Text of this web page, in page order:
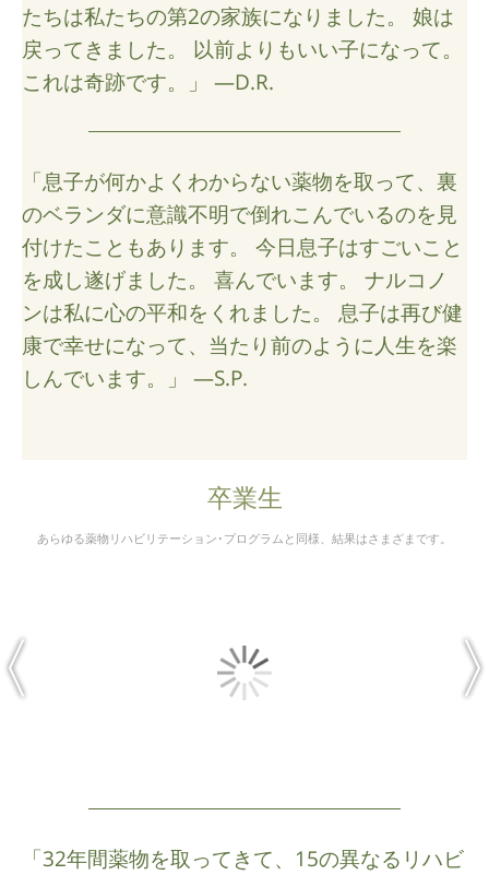
たちは私たちの第2の家族になりました。 娘は
戻ってきました。 以前よりもいい子になって。
これは奇跡です。」 —D.R.
「息子が何かよくわからない薬物を取って、裏
のベランダに意識不明で倒れこんでいるのを見
付けたこともあります。 今日息子はすごいこと
を成し遂げました。 喜んでいます。 ナルコノ
ンは私に心の平和をくれました。 息子は再び健
康で幸せになって、当たり前のように人生を楽
しんでいます。」 —S.P.
卒業生
あらゆる薬物リハビリテーション･プログラムと同様、結果はさまざまです。
「32年間薬物を取ってきて、15の異なるリハビ